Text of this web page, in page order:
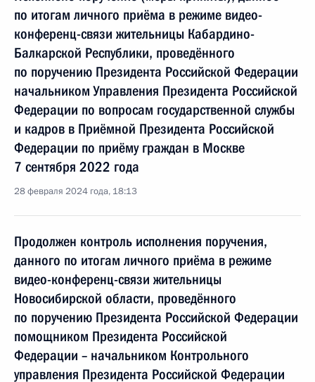
по итогам личного приёма в режиме видео-
конференц-связи жительницы Кабардино-
Балкарской Республики, проведённого
по поручению Президента Российской Федерации
начальником Управления Президента Российской
Федерации по вопросам государственной службы
и кадров в Приёмной Президента Российской
Федерации по приёму граждан в Москве
7 сентября 2022 года
28 февраля 2024 года, 18:13
Продолжен контроль исполнения поручения,
данного по итогам личного приёма в режиме
видео-конференц-связи жительницы
Новосибирской области, проведённого
по поручению Президента Российской Федерации
помощником Президента Российской
Федерации – начальником Контрольного
управления Президента Российской Федерации